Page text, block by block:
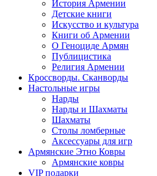
История Армении
Детские книги
Иcкусство и культура
Книги об Армении
О Геноциде Армян
Публицистика
Религия Армении
Кроссворды. Сканворды
Настольные игры
Нарды
Нарды и Шахматы
Шахматы
Столы ломберные
Аксессуары для игр
Армянские Этно Ковры
Армянские ковры
VIP подарки